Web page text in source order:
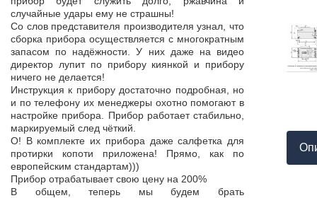
случайные удары ему не страшны!
Со слов представителя производителя узнал, что
сборка прибора осуществляется с многократным
запасом по надёжности. У них даже на видео
директор лупит по прибору киянкой и прибору
ничего не делается!
Инструкция к прибору достаточно подробная, но
и по телефону их менеджеры охотно помогают в
настройке прибора. Прибор работает стабильно,
маркируемый след чёткий.
О! В комплекте их прибора даже салфетка для
протирки копоти приложена! Прямо, как по
европейским стандартам)))
Прибор отрабатывает свою цену на 200%
В общем, теперь мы будем брать
впервые
Приятно
поставщиком!